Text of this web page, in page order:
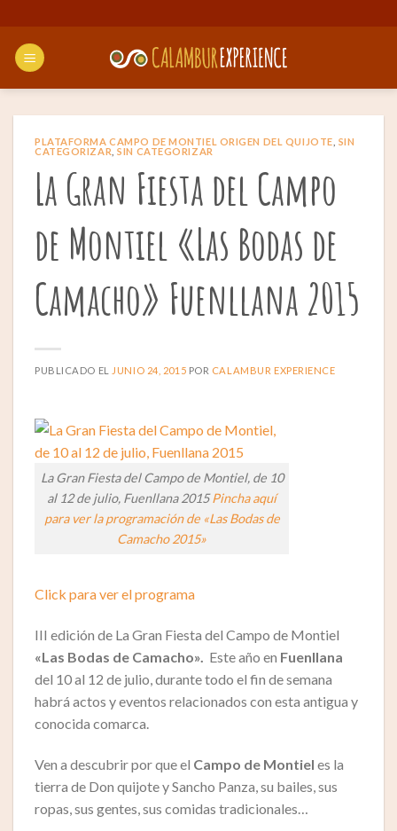
contenido
PLATAFORMA CAMPO DE MONTIEL ORIGEN DEL QUIJOTE SIN
CATEGORIZAR ,SIN CATEGORIZAR
La Gran Fiesta del Campo
de Montiel «Las Bodas de
Camacho» Fuenllana 2015
PUBLICADO EL JUNIO 24, 2015 POR CALAMBUR EXPERIENCE
La Gran Fiesta del Campo de Montiel, de 10
al 12 de julio, Fuenllana 2015Pincha aquí
para ver la programación de «Las Bodas de
Camacho 2015»
Click para ver el programa
III edición de La Gran Fiesta del Campo de Montiel
«Las Bodas de Camacho». Este año en Fuenllana
del 10 al 12 de julio, durante todo el fin de semana
habrá actos y eventos relacionados con esta antigua y
conocida comarca.
Ven a descubrir por que el Campo de Montiel es la
tierra de Don quijote y Sancho Panza, su bailes, sus
ropas, sus gentes, sus comidas tradicionales…